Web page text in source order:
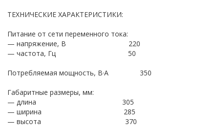
ТЕХНИЧЕСКИЕ ХАРАКТЕРИСТИКИ:
Питание от сети переменного тока:
— напряжение, B 220
— частота, Гц 50
Потребляемая мощность, В·А 350
Габаритные размеры, мм:
— длина 305
— ширина 285
— высота 370